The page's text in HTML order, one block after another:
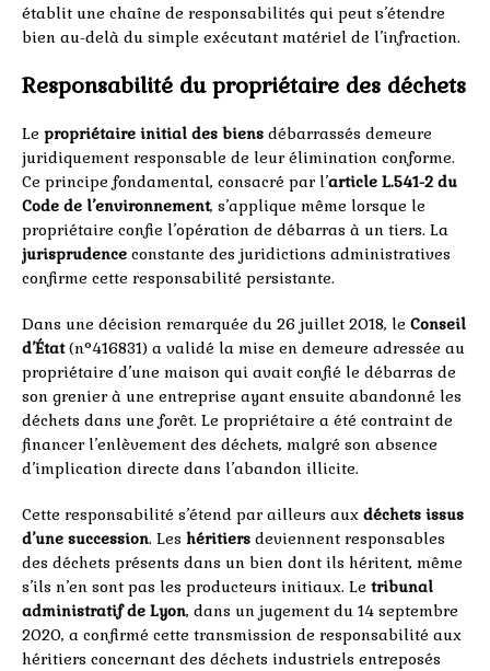
établit une chaîne de responsabilités qui peut s’étendre
bien au-delà du simple exécutant matériel de l’infraction.
Responsabilité du propriétaire des déchets
Le propriétaire initial des biens débarrassés demeure
juridiquement responsable de leur élimination conforme.
Ce principe fondamental, consacré par l’article L.541-2 du
Code de l’environnement, s’applique même lorsque le
propriétaire confie l’opération de débarras à un tiers. La
jurisprudence constante des juridictions administratives
confirme cette responsabilité persistante.
Dans une décision remarquée du 26 juillet 2018, le Conseil
d’État(n°416831) a validé la mise en demeure adressée au
propriétaire d’une maison qui avait confié le débarras de
son grenier à une entreprise ayant ensuite abandonné les
déchets dans une forêt. Le propriétaire a été contraint de
financer l’enlèvement des déchets, malgré son absence
d’implication directe dans l’abandon illicite.
Cette responsabilité s’étend par ailleurs aux déchets issus
d’une succession. Les héritiers deviennent responsables
des déchets présents dans un bien dont ils héritent, même
s’ils n’en sont pas les producteurs initiaux. Le tribunal
administratif de Lyon, dans un jugement du 14 septembre
2020, a confirmé cette transmission de responsabilité aux
héritiers concernant des déchets industriels entreposés